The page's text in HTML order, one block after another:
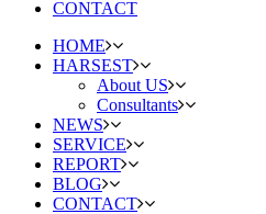
CONTACT
HOME
HARSEST
About US
Consultants
NEWS
SERVICE
REPORT
BLOG
CONTACT